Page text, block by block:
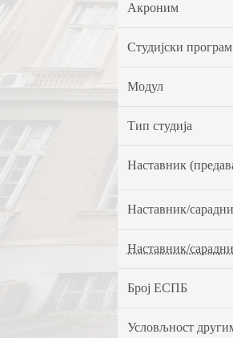
Акроним
Студијски програм
Модул
Тип студија
Наставник
Наставник/
Наставник/
Број ЕСПБ
Условљност